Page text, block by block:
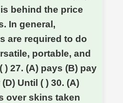
behind the price
In general,
are required to do
portable, and
27. (A) pays (B) pay
Until ( ) 30. (A)
over skins taken